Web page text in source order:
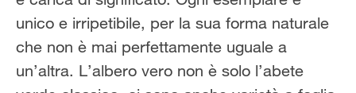
unico e irripetibile, per la sua forma naturale
che non è mai perfettamente uguale a
un’altra. L’albero vero non è solo l’abete